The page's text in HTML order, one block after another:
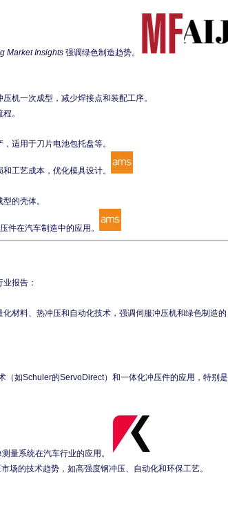
Market Insights 强调绿色制造趋势。
机一次成型，减少焊接点和装配工序。
。
适用于刀片电池包托盘等。
工艺成本，优化模具设计。
的壳体。
件在汽车制造中的应用。
化材料、热冲压和自动化技术，强调伺服冲压机和绿色制造的
（如Schuler的ServoDirect）和一体化冲压件的应用，特别是
量系统在汽车行业的应用。
场的技术趋势，如高强度钢冲压、自动化和环保工艺。